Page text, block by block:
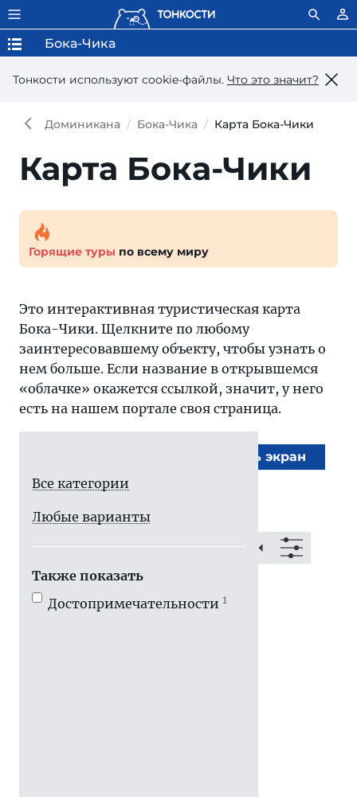
Тонкости используют сookie-файлы. Что это значит?
Бока-Чика
Доминикана Бока-Чика Карта Бока-Чики
Карта Бока-Чики
Горящие туры по всему миру
Это интерактивная туристическая карта
Бока-Чики. Щелкните по любому
заинтересовавшему объекту, чтобы узнать о
нем больше. Если название в открывшемся
«облачке» окажется ссылкой, значит, у него
есть на нашем портале своя страница.
На весь экран
Все категории
Любые варианты
Также показать
Достопримечатель­ности 1